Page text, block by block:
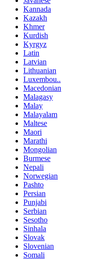
Kannada
Kazakh
Khmer
Kurdish
Kyrgyz
Latin
Latvian
Lithuanian
Luxembou..
Macedonian
Malagasy
Malay
Malayalam
Maltese
Maori
Marathi
Mongolian
Burmese
Nepali
Norwegian
Pashto
Persian
Punjabi
Serbian
Sesotho
Sinhala
Slovak
Slovenian
Somali